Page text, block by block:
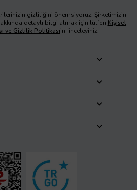
gizliliğini önemsiyoruz. Şirketimizin
detaylı bilgi almak için lütfen Kişisel
ve Gizlilik Politikası’nı inceleyiniz.